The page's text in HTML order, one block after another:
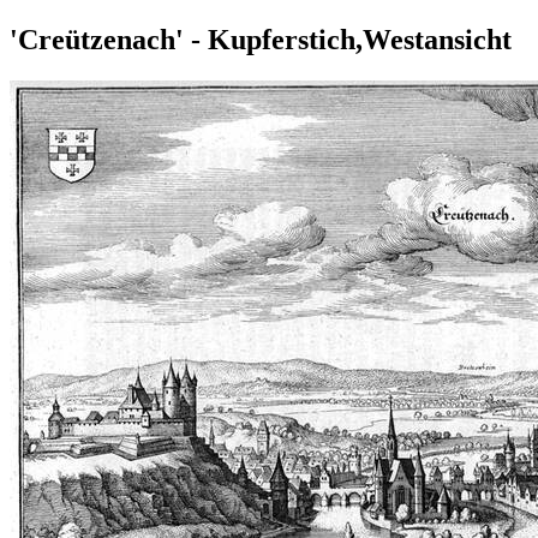
'Creützenach' - Kupferstich,Westansicht